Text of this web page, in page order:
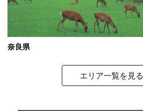
奈良県
エリア一覧を見る